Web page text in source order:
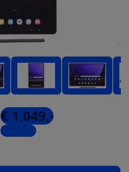
€ 1.049,-
2 winkels